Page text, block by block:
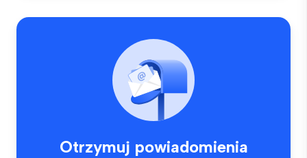
Otrzymuj powiadomienia